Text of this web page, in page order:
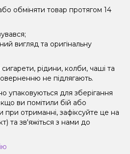
обміняти товар протягом 14
вигляд та оригінальну
рідини, колби, чаші та
не підлягають.
упаковуються для зберігання
ви помітили бій або
отриманні, зафіксуйте це на
та зв'яжіться з нами до